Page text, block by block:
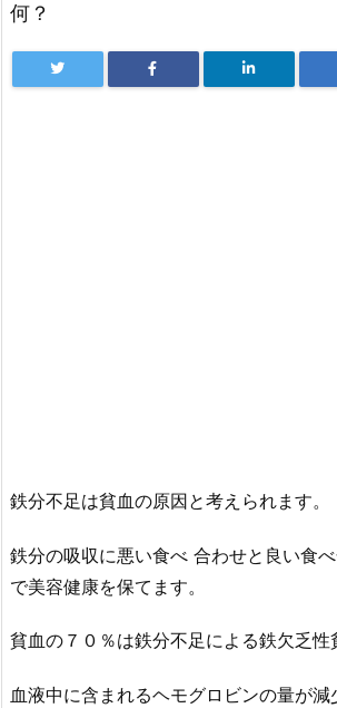
何？
鉄分不足は貧血の原因と考えられます。
鉄分の吸収に悪い食べ 合わせと良い食
で美容健康を保てます。
貧血の７０％は鉄分不足による鉄欠乏性
血液中に含まれるヘモグロビンの量が